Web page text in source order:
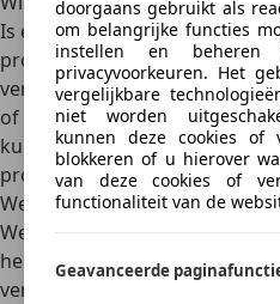
doorgaans gebruikt als
om belangrijke functies
instellen en beheren
privacyvoorkeuren. Het
vergelijkbare
niet worden
kunnen deze cookies of
blokkeren of u hierover
van deze cookies of
functionaliteit van de
Geavanceerde
Is er binnen 12 maanden na
product? Dan moet de
verkeerd gebruik komt. Gaat
of langer kapot? Dan ligt de
kunnen aantonen dat het
product zelf en niet aan
Wettelijke garantie in het kort
Wettelijke garantie auto
hebt op eendeugdelijke auto.
verwachten,